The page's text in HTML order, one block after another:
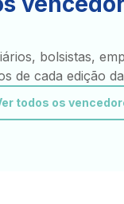
bolsistas,
de cada edição
todos os